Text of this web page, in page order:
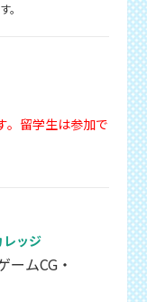
。
。留学生は参加で
ッジ
ムCG・